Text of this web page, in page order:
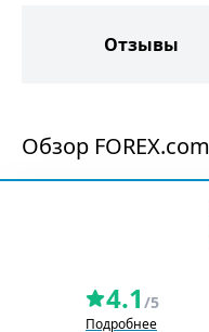
Отзывы
Обзор FOREX.com
4.1 /5
Подробнее